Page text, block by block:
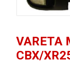
VARETA
CBX/